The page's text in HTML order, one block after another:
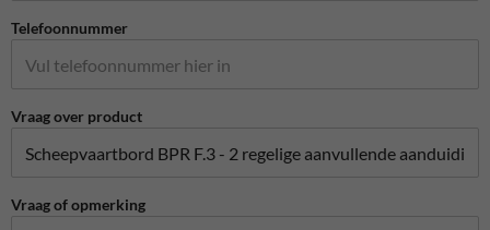
Telefoonnummer
Vraag over product
Vraag of opmerking